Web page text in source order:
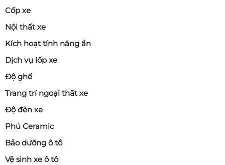
Cốp xe
Nội thất xe
Kích hoạt tính năng ẩn
Dịch vụ lốp xe
Độ ghế
Trang trí ngoại thất xe
Độ đèn xe
Phủ Ceramic
Bảo dưỡng ô tô
Vệ sinh xe ô tô